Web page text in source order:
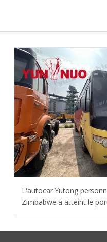
L'autocar Yutong
Zimbabwe a atteint le